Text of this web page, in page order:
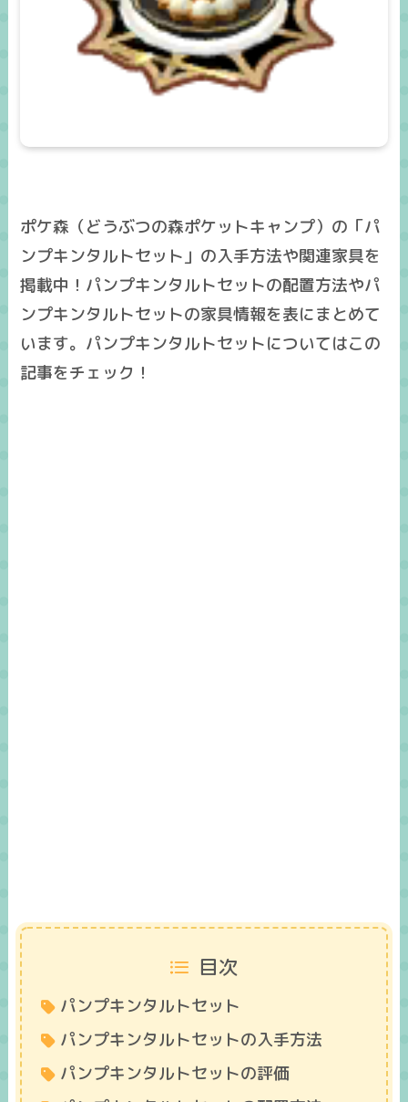
ポケ森（どうぶつの森ポケットキャンプ）の「パ
ンプキンタルトセット」の入手方法や関連家具を
掲載中！パンプキンタルトセットの配置方法やパ
ンプキンタルトセットの家具情報を表にまとめて
います。パンプキンタルトセットについてはこの
記事をチェック！
目次
パンプキンタルトセット
パンプキンタルトセットの入手方法
パンプキンタルトセットの評価